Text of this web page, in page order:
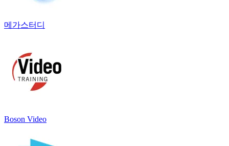
메가스터디
Boson Video